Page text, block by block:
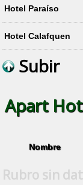
Hotel Paraíso
Hotel Calafquen
Subir
Apart
Nombre
Rubro sin